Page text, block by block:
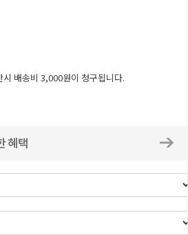
배송비 3,000원이 청구됩니다.